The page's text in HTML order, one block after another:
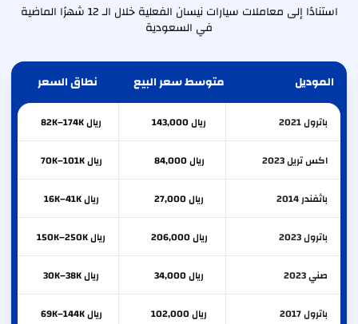
استنادًا إلى معاملات سيارات نيسان الفعلية خلال الـ 12 شهرًا الماضية
في السعودية
الموديل متوسط سعر البيع نطاق السعر
باترول 2021 ريال 143,000 ريال 82K–174K
اكس تريل 2023 ريال 84,000 ريال 70K–101K
باثفندر 2014 ريال 27,000 ريال 16K–41K
باترول 2023 ريال 206,000 ريال 150K–250K
صني 2023 ريال 34,000 ريال 30K–38K
باترول 2017 ريال 102,000 ريال 69K–144K